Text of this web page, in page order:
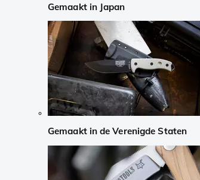
Gemaakt in Japan
Gemaakt in de Verenigde Staten